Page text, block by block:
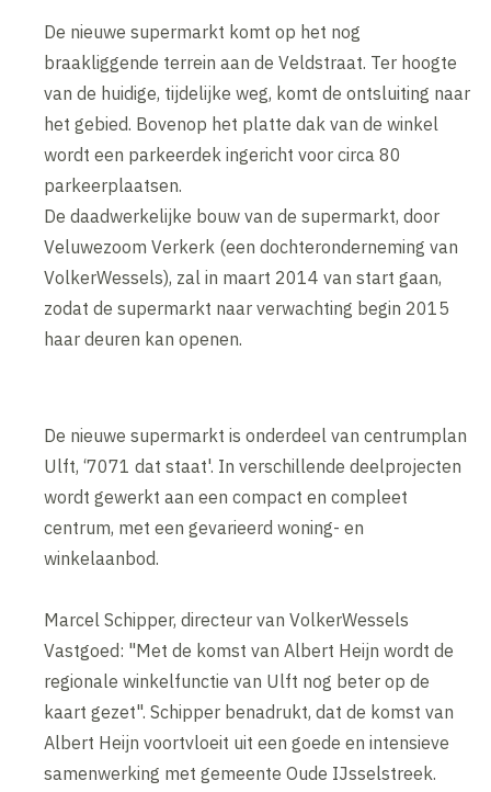
De nieuwe supermarkt komt op het nog
braakliggende terrein aan de Veldstraat. Ter hoogte
van de huidige, tijdelijke weg, komt de ontsluiting naar
het gebied. Bovenop het platte dak van de winkel
wordt een parkeerdek ingericht voor circa 80
parkeerplaatsen.
De daadwerkelijke bouw van de supermarkt, door
Veluwezoom Verkerk (een dochteronderneming van
VolkerWessels), zal in maart 2014 van start gaan,
zodat de supermarkt naar verwachting begin 2015
haar deuren kan openen.
De nieuwe supermarkt is onderdeel van centrumplan
Ulft, ‘7071 dat staat'. In verschillende deelprojecten
wordt gewerkt aan een compact en compleet
centrum, met een gevarieerd woning- en
winkelaanbod.
Marcel Schipper, directeur van VolkerWessels
Vastgoed: "Met de komst van Albert Heijn wordt de
regionale winkelfunctie van Ulft nog beter op de
kaart gezet". Schipper benadrukt, dat de komst van
Albert Heijn voortvloeit uit een goede en intensieve
samenwerking met gemeente Oude IJsselstreek.